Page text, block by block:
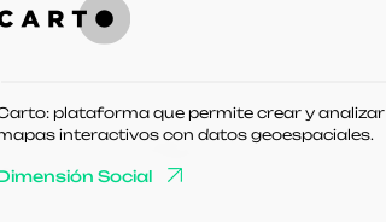
plataforma que permite crear y analizar
interactivos con datos geoespaciales.
Social